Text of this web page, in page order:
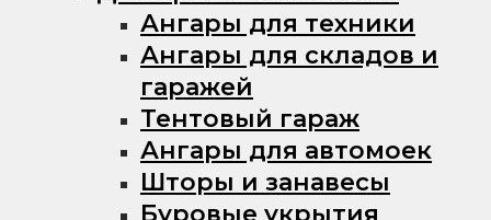
Ангары для техники
Ангары для складов и
гаражей
Тентовый гараж
Ангары для автомоек
Шторы и занавесы
Буровые укрытия